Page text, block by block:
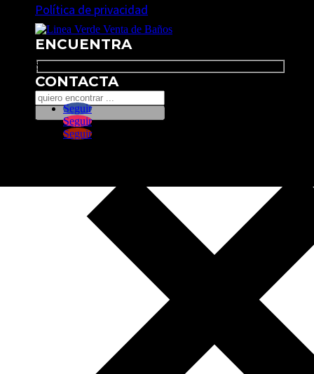
Política de privacidad
ENCUENTRA
Search
CONTACTA
Seguir
Seguir
Seguir